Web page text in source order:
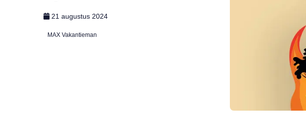
21 augustus 2024
MAX Vakantieman